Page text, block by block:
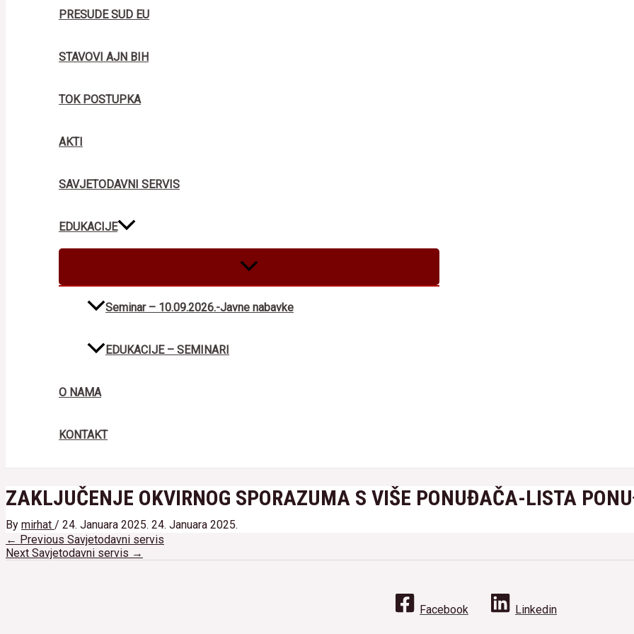
PRESUDE SUD EU
STAVOVI AJN BIH
TOK POSTUPKA
AKTI
SAVJETODAVNI SERVIS
EDUKACIJE
MENU
TOGGLE
Seminar – 10.09.2026.-Javne nabavke
EDUKACIJE – SEMINARI
O NAMA
KONTAKT
ZAKLJUČENJE OKVIRNOG SPORAZUMA S VIŠE PONUĐAČA-LISTA
By mirhat / 24. Januara 2025. 24. Januara 2025.
Navigacija
članaka
← Previous Savjetodavni servis
Next Savjetodavni servis →
Facebook Linkedin